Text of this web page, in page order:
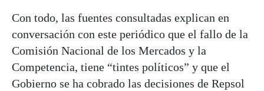
Con todo, las fuentes consultadas explican en
conversación con este periódico que el fallo de la
Comisión Nacional de los Mercados y la
Competencia, tiene “tintes políticos” y que el
Gobierno se ha cobrado las decisiones de Repsol